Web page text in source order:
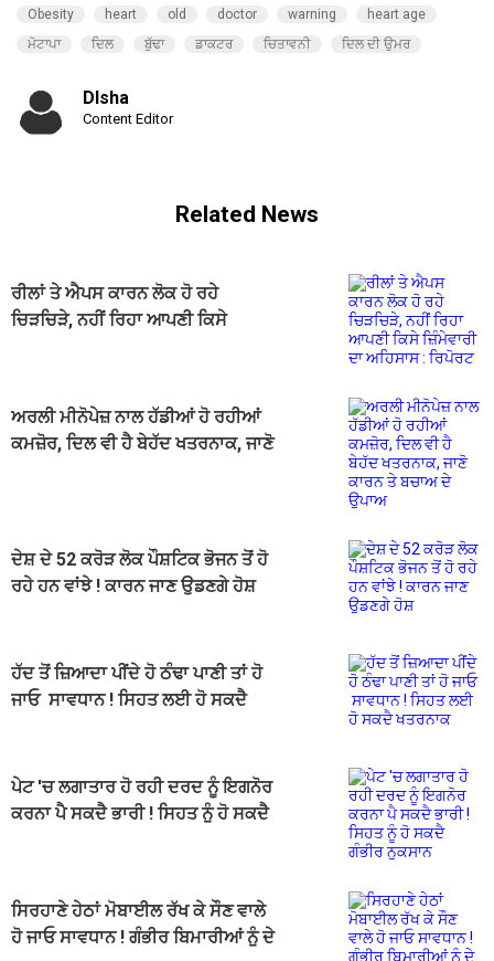
Obesity heart old doctor warning
heart age
ਮੋਟਾਪਾ
ਦਿਲ ਬੁੱਢਾ ਡਾਕਟਰ ਚਿਤਾਵਨੀ ਦਿਲ ਦੀ ਉਮਰ
DIsha
Content Editor
Related News
ਰੀਲਾਂ ਤੇ ਐਪਸ ਕਾਰਨ ਲੋਕ ਹੋ ਰਹੇ
ਚਿੜਚਿੜੇ, ਨਹੀਂ ਰਿਹਾ ਆਪਣੀ ਕਿਸੇ
ਅਰਲੀ ਮੀਨੋਪੇਜ਼ ਨਾਲ ਹੱਡੀਆਂ ਹੋ ਰਹੀਆਂ
ਕਮਜ਼ੋਰ, ਦਿਲ ਵੀ ਹੈ ਬੇਹੱਦ ਖਤਰਨਾਕ, ਜਾਣੋ
ਦੇਸ਼ ਦੇ 52 ਕਰੋੜ ਲੋਕ ਪੌਸ਼ਟਿਕ ਭੋਜਨ ਤੋਂ ਹੋ
ਰਹੇ ਹਨ ਵਾਂਝੇ ! ਕਾਰਨ ਜਾਣ ਉਡਣਗੇ ਹੋਸ਼
ਹੱਦ ਤੋਂ ਜ਼ਿਆਦਾ ਪੀਂਦੇ ਹੋ ਠੰਢਾ ਪਾਣੀ ਤਾਂ ਹੋ
ਜਾਓ ਸਾਵਧਾਨ ! ਸਿਹਤ ਲਈ ਹੋ ਸਕਦੈ
ਪੇਟ 'ਚ ਲਗਾਤਾਰ ਹੋ ਰਹੀ ਦਰਦ ਨੂੰ ਇਗਨੋਰ
ਕਰਨਾ ਪੈ ਸਕਦੈ ਭਾਰੀ ! ਸਿਹਤ ਨੂੰ ਹੋ ਸਕਦੈ
ਸਿਰਹਾਣੇ ਹੇਠਾਂ ਮੋਬਾਈਲ ਰੱਖ ਕੇ ਸੌਣ ਵਾਲੇ
ਹੋ ਜਾਓ ਸਾਵਧਾਨ ! ਗੰਭੀਰ ਬਿਮਾਰੀਆਂ ਨੂੰ ਦੇ